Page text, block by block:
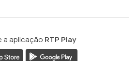
a aplicação RTP Play